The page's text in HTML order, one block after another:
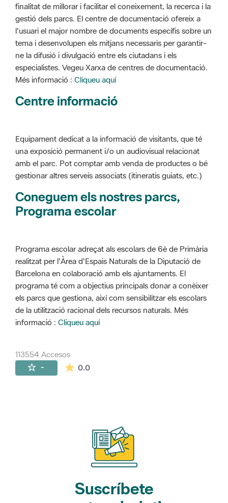
finalitat de millorar i facilitar el coneixement, la recerca i la
gestió dels parcs. El centre de documentació ofereix a
l'usuari el major nombre de documents específis sobre un
tema i desenvolupen els mitjans necessaris per garantir-
ne la difusió i divulgació entre els ciutadans i els
especialistes. Vegeu Xarxa de centres de documentació.
Més informació : Cliqueu aquí
Centre informació
Equipament dedicat a la informació de visitants, que té
una exposició permanent i/o un audiovisual relacionat
amb el parc. Pot comptar amb venda de productes o bé
gestionar altres serveis associats (itineratis guiats, etc.)
Coneguem els nostres parcs,
Programa escolar
Programa escolar adreçat als escolars de 6è de Primària
realitzat per l'Àrea d'Espais Naturals de la Diputació de
Barcelona en colaboració amb els ajuntaments. El
programa té com a objectius principals donar a conèixer
els parcs que gestiona, així com sensibilitzar els escolars
de la utilització racional dels recursos naturals. Més
informació : Cliqueu aquí
113554 Accesos
- 0.0La valoración media es de 0 estrellas de
Suscríbete